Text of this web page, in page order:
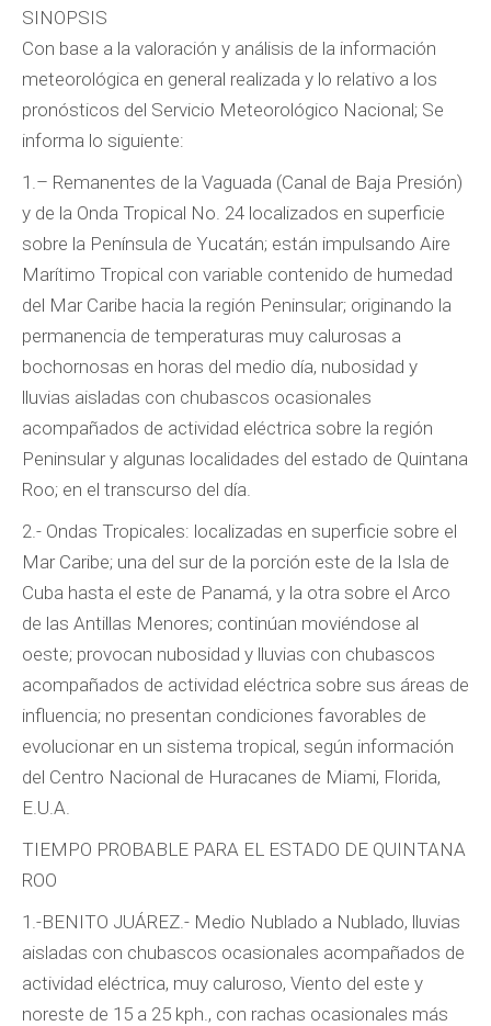
SINOPSIS
Con base a la valoración y análisis de la información
meteorológica en general realizada y lo relativo a los
pronósticos del Servicio Meteorológico Nacional; Se
informa lo siguiente:
1.– Remanentes de la Vaguada (Canal de Baja Presión)
y de la Onda Tropical No. 24 localizados en superficie
sobre la Península de Yucatán; están impulsando Aire
Marítimo Tropical con variable contenido de humedad
del Mar Caribe hacia la región Peninsular; originando la
permanencia de temperaturas muy calurosas a
bochornosas en horas del medio día, nubosidad y
lluvias aisladas con chubascos ocasionales
acompañados de actividad eléctrica sobre la región
Peninsular y algunas localidades del estado de Quintana
Roo; en el transcurso del día.
2.- Ondas Tropicales: localizadas en superficie sobre el
Mar Caribe; una del sur de la porción este de la Isla de
Cuba hasta el este de Panamá, y la otra sobre el Arco
de las Antillas Menores; continúan moviéndose al
oeste; provocan nubosidad y lluvias con chubascos
acompañados de actividad eléctrica sobre sus áreas de
influencia; no presentan condiciones favorables de
evolucionar en un sistema tropical, según información
del Centro Nacional de Huracanes de Miami, Florida,
E.U.A.
TIEMPO PROBABLE PARA EL ESTADO DE QUINTANA
ROO
1.-BENITO JUÁREZ.- Medio Nublado a Nublado, lluvias
aisladas con chubascos ocasionales acompañados de
actividad eléctrica, muy caluroso, Viento del este y
noreste de 15 a 25 kph., con rachas ocasionales más